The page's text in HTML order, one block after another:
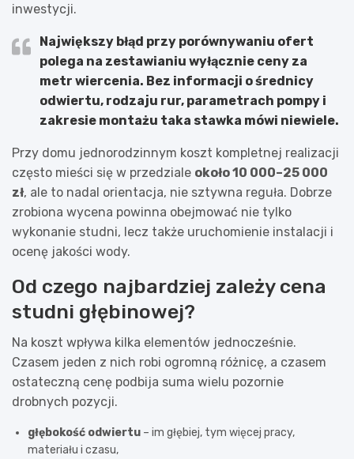
inwestycji.
Największy błąd przy porównywaniu ofert
polega na zestawianiu wyłącznie ceny za
metr wiercenia. Bez informacji o średnicy
odwiertu, rodzaju rur, parametrach pompy i
zakresie montażu taka stawka mówi niewiele.
Przy domu jednorodzinnym koszt kompletnej realizacji
często mieści się w przedziale około 10 000–25 000
zł, ale to nadal orientacja, nie sztywna reguła. Dobrze
zrobiona wycena powinna obejmować nie tylko
wykonanie studni, lecz także uruchomienie instalacji i
ocenę jakości wody.
Od czego najbardziej zależy cena
studni głębinowej?
Na koszt wpływa kilka elementów jednocześnie.
Czasem jeden z nich robi ogromną różnicę, a czasem
ostateczną cenę podbija suma wielu pozornie
drobnych pozycji.
głębokość odwiertu – im głębiej, tym więcej pracy,
materiału i czasu,